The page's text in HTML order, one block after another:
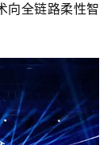
向全链路柔性智